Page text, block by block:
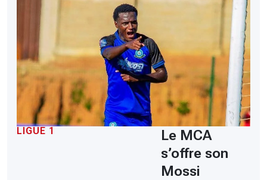
LIGUE 1
Le MCA
s’offre son
Mossi